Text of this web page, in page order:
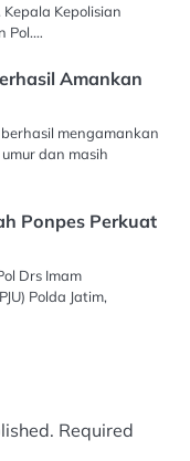
Kepolisian
Pol.…
Amankan
berhasil mengamankan
dan masih
Ponpes Perkuat
Drs Imam
Polda Jatim,
Required